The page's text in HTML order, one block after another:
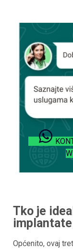
Tko je
Općenito, ovaj